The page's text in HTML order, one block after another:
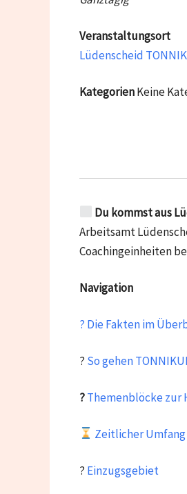
Veranstaltungsort
Lüdenscheid
KategorienKeine
Du kommst aus
Arbeitsamt
Coachingeinheiten
Navigation
? Die Fakten im
? So gehen
?Themenblöcke zur
Zeitlicher Umfang
? Einzugsgebiet